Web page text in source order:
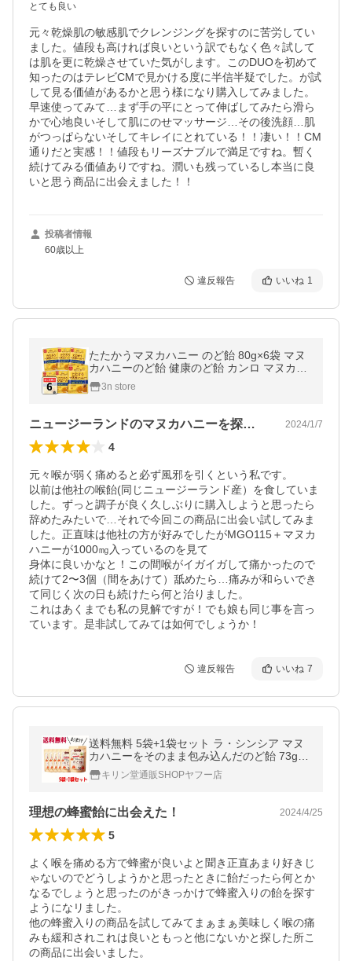
とても良い
元々乾燥肌の敏感肌でクレンジングを探すのに苦労してい
ました。値段も高ければ良いという訳でもなく色々試して
は肌を更に乾燥させていた気がします。このDUOを初めて
知ったのはテレビCMで見かける度に半信半疑でした。が試
して見る価値があるかと思う様になり購入してみました。
早速使ってみて…まず手の平にとって伸ばしてみたら滑ら
かで心地良いそして肌にのせマッサージ…その後洗顔…肌
がつっぱらないそしてキレイにとれている！！凄い！！CM
通りだと実感！！値段もリーズナブルで満足ですね。暫く
続けてみる価値ありですね。潤いも残っているし本当に良
いと思う商品に出会えました！！
投稿者情報
60歳以上
違反報告 いいね 1
たたかうマヌカハニー のど飴 80g×6袋 マヌ
カハニーのど飴 健康のど飴 カンロ マヌカハ
ニー3n store
ニュージーランドのマヌカハニーを探して！ 2024/1/7
4
元々喉が弱く痛めると必ず風邪を引くという私です。
以前は他社の喉飴(同じニュージーランド産）を食していま
した。ずっと調子が良く久しぶりに購入しようと思ったら
辞めたみたいで…それで今回この商品に出会い試してみま
した。正直味は他社の方が好みでしたがMGO115＋マヌカ
ハニーが1000㎎入っているのを見て
身体に良いかなと！この間喉がイガイガして痛かったので
続けて2〜3個（間をあけて）舐めたら…痛みが和らいでき
て同じく次の日も続けたら何と治りました。
これはあくまでも私の見解ですが！でも娘も同じ事を言っ
ています。是非試してみては如何でしょうか！
違反報告 いいね 7
送料無料 5袋+1袋セット ラ・シンシア マヌ
カハニーをそのまま包み込んだのど飴 73g×5
個+1個セット キャンディ軽減税率対象商品
キリン堂通販SHOPヤフー店
理想の蜂蜜飴に出会えた！ 2024/4/25
5
よく喉を痛める方で蜂蜜が良いよと聞き正直あまり好きじ
ゃないのでどうしようかと思ったときに飴だったら何とか
なるでしょうと思ったのがきっかけで蜂蜜入りの飴を探す
ようになリました。
他の蜂蜜入りの商品を試してみてまぁまぁ美味しく喉の痛
みも緩和されこれは良いともっと他にないかと探した所こ
の商品に出会いました。